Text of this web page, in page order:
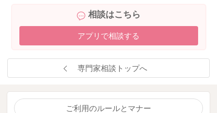
相談はこちら
アプリで相談する
専門家相談トップへ
ご利用のルールとマナー